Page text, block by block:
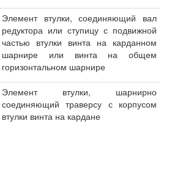
Элемент втулки, соединяющий вал
редуктора или ступицу с подвижной
частью втулки винта на карданном
шарнире или винта на общем
горизонтальном шарнире
Элемент втулки, шарнирно
соединяющий траверсу с корпусом
втулки винта на кардане